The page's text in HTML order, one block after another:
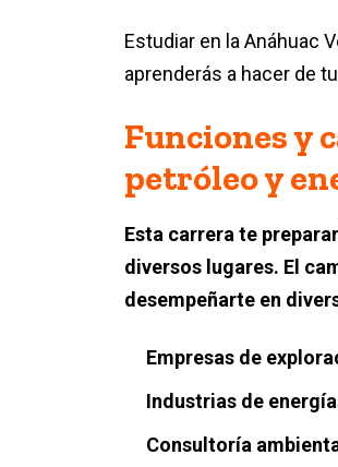
Estudiar en la Anáhuac
aprenderás a hacer de
Funciones y
petróleo y
Esta carrera te
diversos lugares. El
desempeñarte en
Empresas de
Industrias de
Consultoría